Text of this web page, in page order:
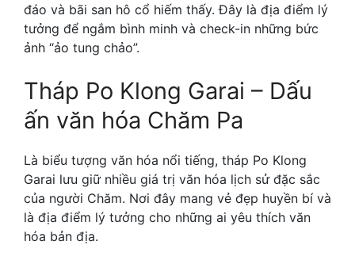
đáo và bãi san hô cổ hiếm thấy. Đây là địa điểm lý
tưởng để ngắm bình minh và check-in những bức
ảnh “ảo tung chảo”.
Tháp Po Klong Garai – Dấu
ấn văn hóa Chăm Pa
Là biểu tượng văn hóa nổi tiếng, tháp Po Klong
Garai lưu giữ nhiều giá trị văn hóa lịch sử đặc sắc
của người Chăm. Nơi đây mang vẻ đẹp huyền bí và
là địa điểm lý tưởng cho những ai yêu thích văn
hóa bản địa.